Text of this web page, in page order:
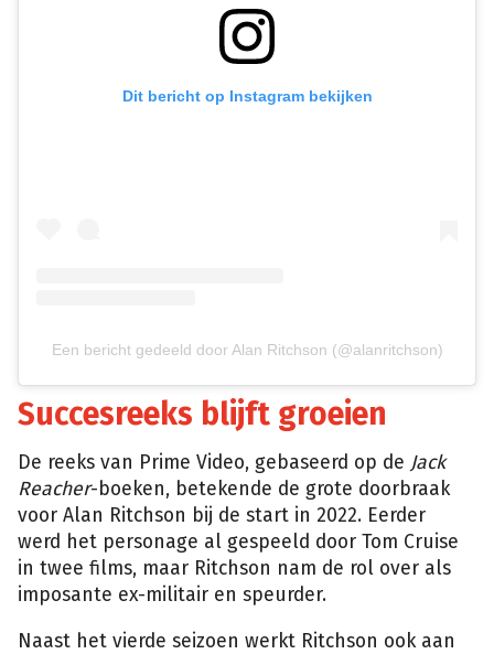
Dit bericht op Instagram bekijken
Een bericht gedeeld door Alan Ritchson (@alanritchson)
Succesreeks blijft groeien
De reeks van Prime Video, gebaseerd op de Jack
Reacher-boeken, betekende de grote doorbraak
voor Alan Ritchson bij de start in 2022. Eerder
werd het personage al gespeeld door Tom Cruise
in twee films, maar Ritchson nam de rol over als
imposante ex-militair en speurder.
Naast het vierde seizoen werkt Ritchson ook aan